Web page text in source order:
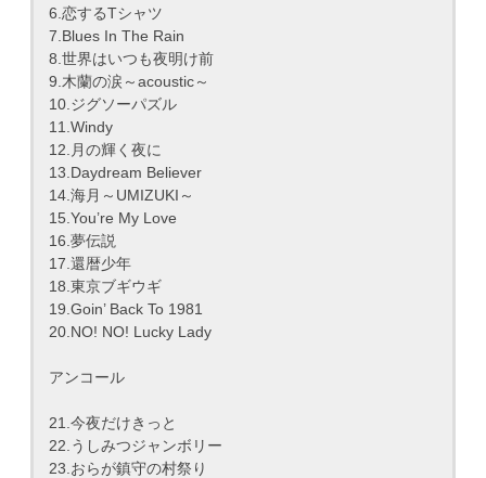
6.恋するTシャツ
7.Blues In The Rain
8.世界はいつも夜明け前
9.木蘭の涙～acoustic～
10.ジグソーパズル
11.Windy
12.月の輝く夜に
13.Daydream Believer
14.海月～UMIZUKI～
15.You’re My Love
16.夢伝説
17.還暦少年
18.東京ブギウギ
19.Goin’ Back To 1981
20.NO! NO! Lucky Lady
アンコール
21.今夜だけきっと
22.うしみつジャンボリー
23.おらが鎮守の村祭り